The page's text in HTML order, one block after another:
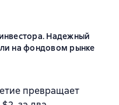
Надежный
на фондовом рынке
основе 151 оценок
превращает